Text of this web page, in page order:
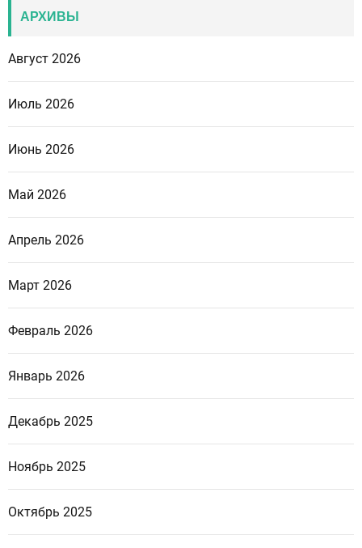
АРХИВЫ
Август 2026
Июль 2026
Июнь 2026
Май 2026
Апрель 2026
Март 2026
Февраль 2026
Январь 2026
Декабрь 2025
Ноябрь 2025
Октябрь 2025